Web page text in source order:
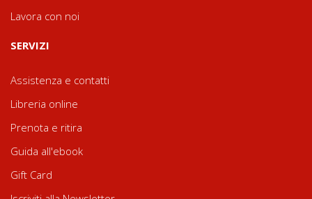
Lavora con noi
SERVIZI
Assistenza e contatti
Libreria online
Prenota e ritira
Guida all'ebook
Gift Card